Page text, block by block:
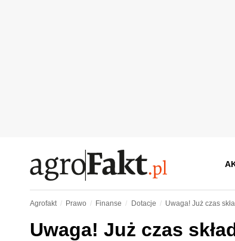
Agrofakt Prawo Finanse Dotacje Uwaga! Już czas
Uwaga! Już czas